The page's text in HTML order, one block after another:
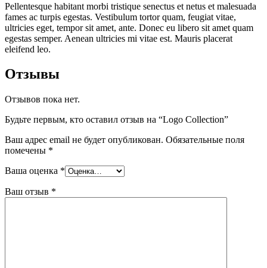
Pellentesque habitant morbi tristique senectus et netus et malesuada
fames ac turpis egestas. Vestibulum tortor quam, feugiat vitae,
ultricies eget, tempor sit amet, ante. Donec eu libero sit amet quam
egestas semper. Aenean ultricies mi vitae est. Mauris placerat
eleifend leo.
Отзывы
Отзывов пока нет.
Будьте первым, кто оставил отзыв на “Logo Collection”
Ваш адрес email не будет опубликован. Обязательные поля
помечены *
Ваша оценка *
Ваш отзыв *